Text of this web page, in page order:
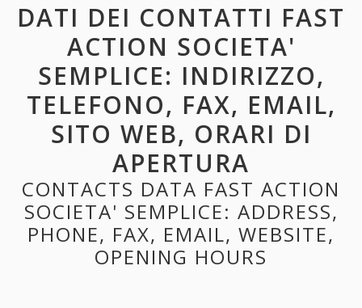
DATI DEI CONTATTI FAST
ACTION SOCIETA'
SEMPLICE: INDIRIZZO,
TELEFONO, FAX, EMAIL,
SITO WEB, ORARI DI
APERTURA
CONTACTS DATA FAST ACTION
SOCIETA' SEMPLICE: ADDRESS,
PHONE, FAX, EMAIL, WEBSITE,
OPENING HOURS